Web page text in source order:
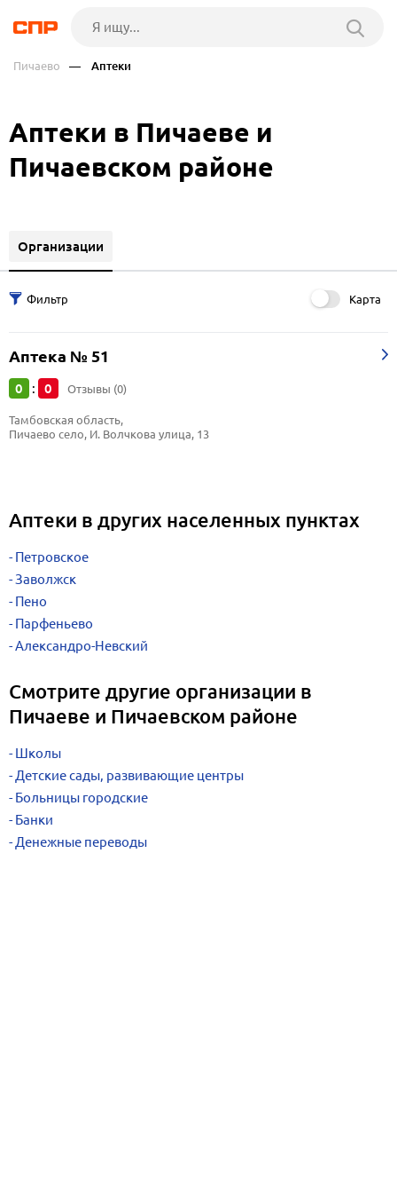
Пичаево — Аптеки
Аптеки в Пичаеве и
Пичаевском районе
Организации
Карта
Аптека № 51
0 : 0 Отзывы (0)
Тамбовская область,
Пичаево село, И. Волчкова улица, 13
Аптеки в других населенных пунктах
Петровское
Заволжск
Пено
Парфеньево
Александро-Невский
Смотрите другие организации в
Пичаеве и Пичаевском районе
Школы
Детские сады, развивающие центры
Больницы городские
Банки
Денежные переводы